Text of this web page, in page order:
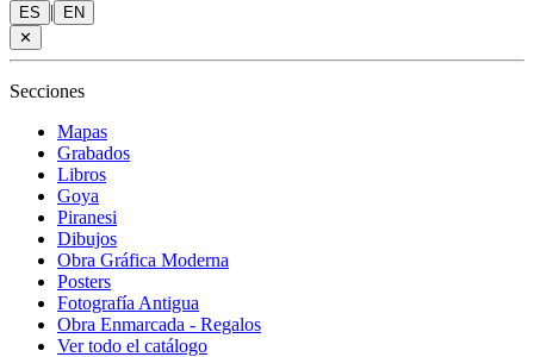
ES |
EN
✕
Secciones
Mapas
Grabados
Libros
Goya
Piranesi
Dibujos
Obra Gráfica Moderna
Posters
Fotografía Antigua
Obra Enmarcada - Regalos
Ver todo el catálogo